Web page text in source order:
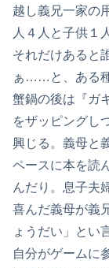
越し義兄一家の
人４人と子供１
それだけあると
ぁ……と、ある
蟹鍋の後は『ガ
をザッピングし
興じる。義母と
ペースに本を読
んだり。息子夫
喜んだ義母が義
ょうだい」とい
自分がゲームに